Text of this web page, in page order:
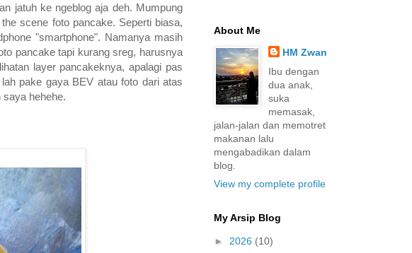
jatuh ke ngeblog aja deh. Mumpung
scene foto pancake. Seperti biasa,
"smartphone". Namanya masih
pancake tapi kurang sreg, harusnya
layer pancakeknya, apalagi pas
pake gaya BEV atau foto dari atas
hehehe.
About Me
HM Zwan
Ibu dengan
dua anak,
suka
memasak,
jalan-jalan dan memotret
makanan lalu
mengabadikan dalam
blog.
View my complete profile
My Arsip Blog
► 2026 (10)